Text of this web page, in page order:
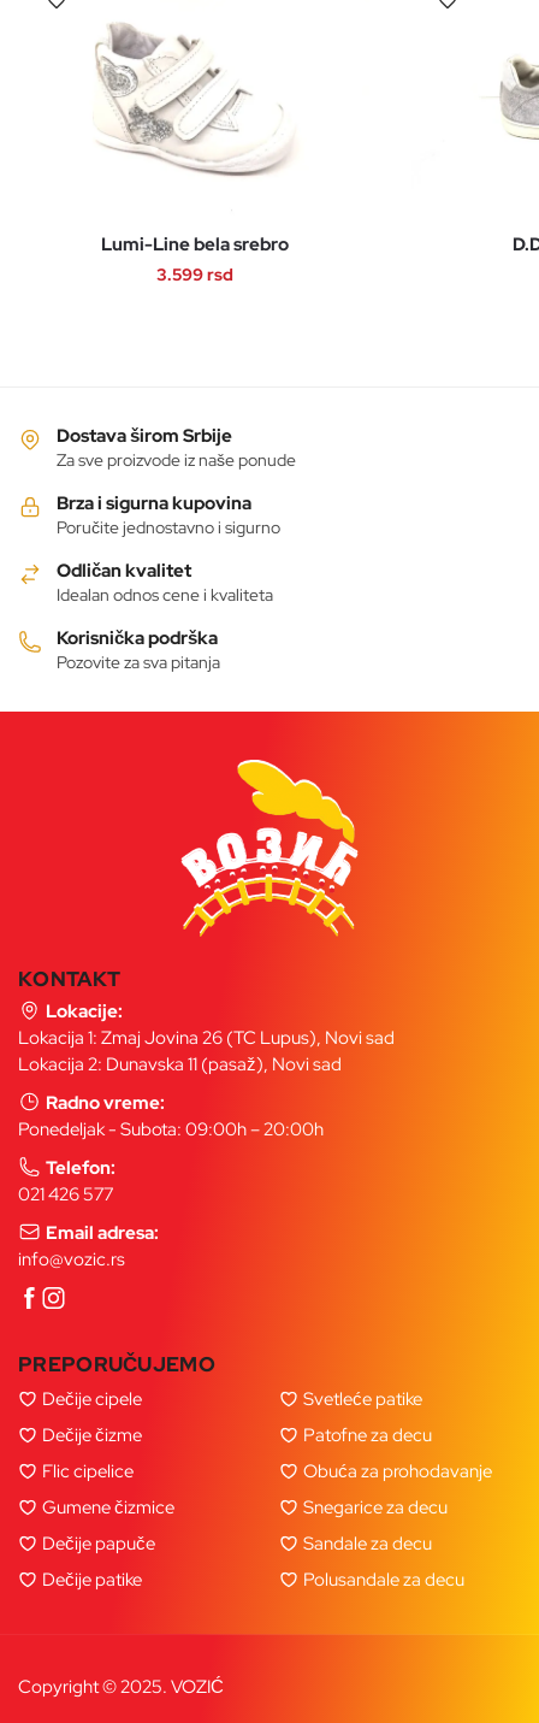
Lumi-Line bela srebro
3.599rsd
varijanti.
Opcije
biti
stranici
proizvoda.
Dostava širom Srbije
Za sve proizvode iz naše ponude
Brza i sigurna kupovina
Poručite jednostavno i sigurno
Odličan kvalitet
Idealan odnos cene i kvaliteta
Korisnička podrška
Pozovite za sva pitanja
KONTAKT
Lokacije:
Lokacija 1: Zmaj Jovina 26 (TC Lupus), Novi sad
Lokacija 2: Dunavska 11 (pasaž), Novi sad
Radno vreme:
Ponedeljak - Subota: 09:00h – 20:00h
Telefon:
021 426 577
Email adresa:
info@vozic.rs
PREPORUČUJEMO
Dečije cipele
Dečije čizme
Flic cipelice
Gumene čizmice
Dečije papuče
Dečije patike
Svetleće patike
Patofne za decu
Obuća za prohodavanje
Snegarice za decu
Sandale za decu
Polusandale za decu
Copyright © 2025. VOZIĆ